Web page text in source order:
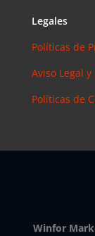
Legales
Políticas de
Aviso Legal
Políticas de
Winfor